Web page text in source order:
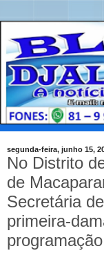
segunda-feira, junho 15,
No Distrito
de
Secretária
primeira-